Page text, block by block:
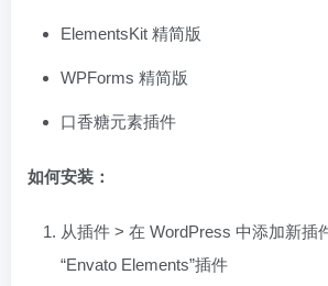
ElementsKit 精简版
WPForms 精简版
口香糖元素插件
如何安装：
从插件 > 在 WordPress 中添加新插
“Envato Elements”插件